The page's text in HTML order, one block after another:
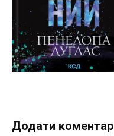
Додати коментар